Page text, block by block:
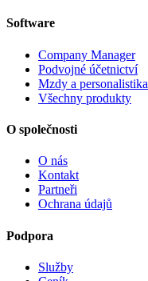
Software
Company Manager
Podvojné účetnictví
Mzdy a personalistika
Všechny produkty
O společnosti
O nás
Kontakt
Partneři
Ochrana údajů
Podpora
Služby